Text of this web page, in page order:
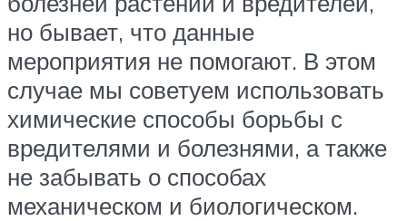
но бывает, что данные
мероприятия не помогают. В этом
случае мы советуем использовать
химические способы борьбы с
вредителями и болезнями, а также
не забывать о способах
механическом и биологическом.